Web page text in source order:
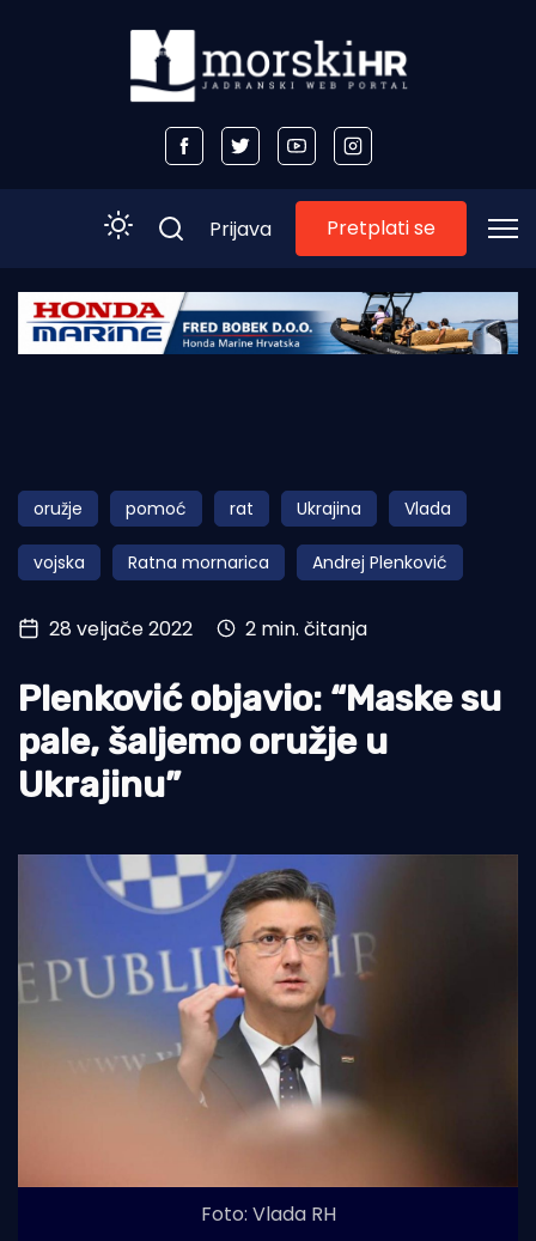
Početna
Obala
Otoci
Turizam i nautika
Pomorstvo
Ekologija
Tradicija i kultura
Prijava Pretplati se
oružje pomoć rat Ukrajina Vlada
vojska Ratna mornarica Andrej Plenković
28 veljače 2022 2 min. čitanja
Plenković objavio: “Maske su
pale, šaljemo oružje u
Ukrajinu”
Foto: Vlada RH